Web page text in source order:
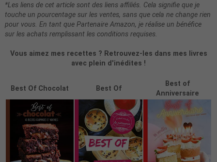
*Les liens de cet article sont des liens affiliés. Cela signifie que je
touche un pourcentage sur les ventes, sans que cela ne change rien
pour vous. En tant que Partenaire Amazon, je réalise un bénéfice
sur les achats remplissant les conditions requises.
Vous aimez mes recettes ? Retrouvez-les dans mes livres
avec plein d'inédites !
Best Of Chocolat Best Of
Best of
Anniversaire